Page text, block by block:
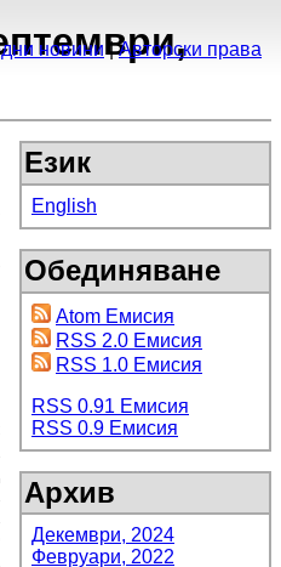
новини Авторски права
Език
English
Обединяване
Atom Емисия
RSS 2.0 Емисия
RSS 1.0 Емисия
RSS 0.91 Емисия
RSS 0.9 Емисия
Архив
Декември, 2024
Февруари, 2022